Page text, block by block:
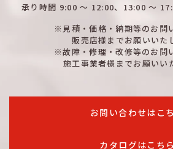
承り時間 9:00 ～ 12:00、13:00 ～
※見積・価格・納期等のお問
販売店様までお願いいた
※故障・修理・改修等のお問
施工事業者様までお願いい
お問い合わせはこ
カタログはこちら